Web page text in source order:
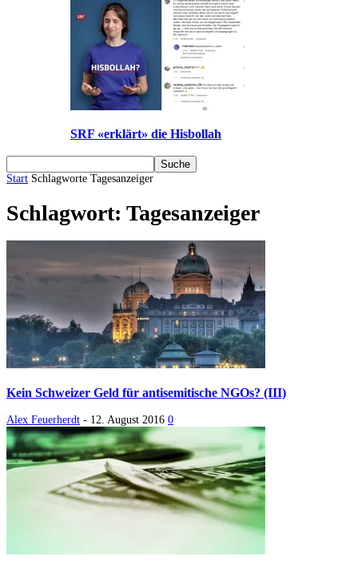
SRF «erklärt» die Hisbollah
Start Schlagworte Tagesanzeiger
Schlagwort: Tagesanzeiger
Kein Schweizer Geld für antisemitische NGOs? (III)
Alex Feuerherdt - 12. August 2016 0